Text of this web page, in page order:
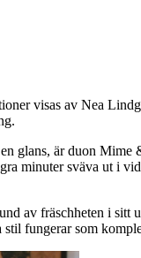
visas av Nea
glans, är duon
minuter sväva ut i
av fräschheten i
fungerar som